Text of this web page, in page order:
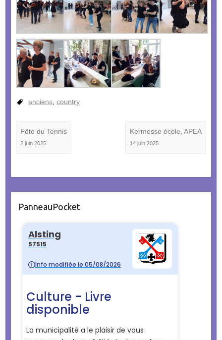
anciens, country
Fête du Tennis
2 juin 2025
Kermesse école, APEA
14 juin 2025
PanneauPocket